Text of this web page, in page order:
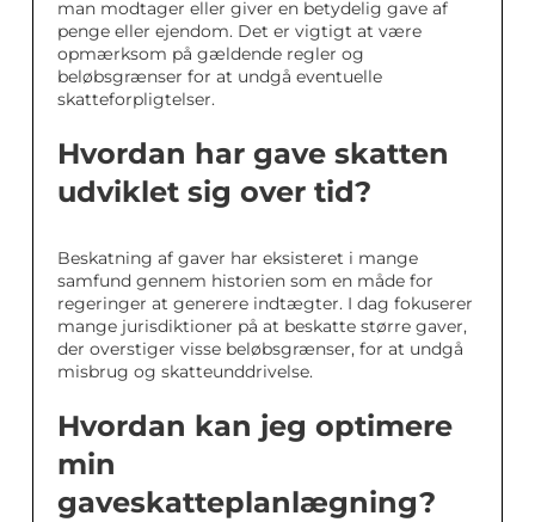
man modtager eller giver en betydelig gave af
penge eller ejendom. Det er vigtigt at være
opmærksom på gældende regler og
beløbsgrænser for at undgå eventuelle
skatteforpligtelser.
Hvordan har gave skatten
udviklet sig over tid?
Beskatning af gaver har eksisteret i mange
samfund gennem historien som en måde for
regeringer at generere indtægter. I dag fokuserer
mange jurisdiktioner på at beskatte større gaver,
der overstiger visse beløbsgrænser, for at undgå
misbrug og skatteunddrivelse.
Hvordan kan jeg optimere
min
gaveskatteplanlægning?